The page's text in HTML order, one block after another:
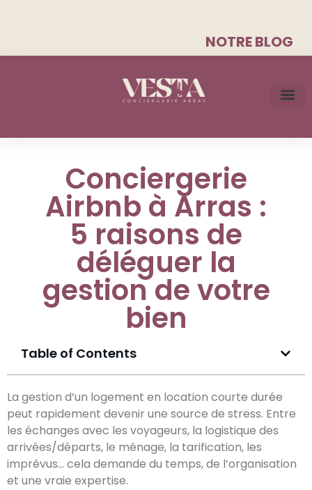
NOTRE BLOG
Conciergerie
Airbnb à Arras :
5 raisons de
déléguer la
gestion de votre
bien
Table of Contents
La gestion d’un logement en location courte durée
peut rapidement devenir une source de stress. Entre
les échanges avec les voyageurs, la logistique des
arrivées/départs, le ménage, la tarification, les
imprévus… cela demande du temps, de l’organisation
et une vraie expertise.